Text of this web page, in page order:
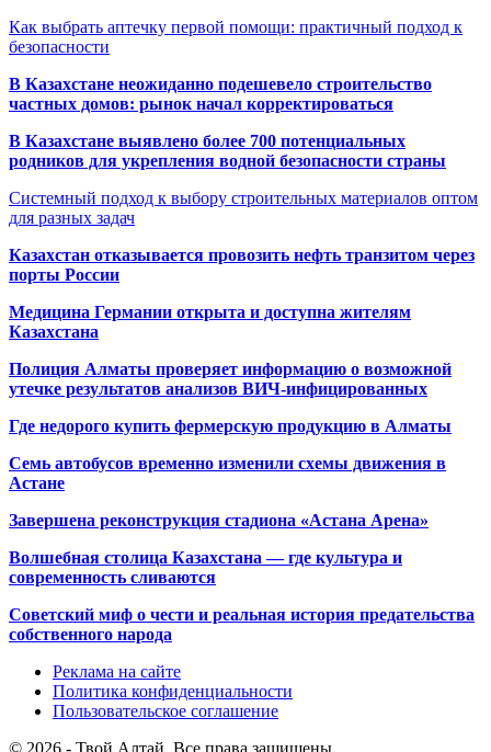
Как выбрать аптечку первой помощи: практичный подход к
безопасности
В Казахстане неожиданно подешевело строительство
частных домов: рынок начал корректироваться
В Казахстане выявлено более 700 потенциальных
родников для укрепления водной безопасности страны
Системный подход к выбору строительных материалов оптом
для разных задач
Казахстан отказывается провозить нефть транзитом через
порты России
Медицина Германии открыта и доступна жителям
Казахстана
Полиция Алматы проверяет информацию о возможной
утечке результатов анализов ВИЧ-инфицированных
Где недорого купить фермерскую продукцию в Алматы
Семь автобусов временно изменили схемы движения в
Астане
Завершена реконструкция стадиона «Астана Арена»
Волшебная столица Казахстана — где культура и
современность сливаются
Советский миф о чести и реальная история предательства
собственного народа
Реклама на сайте
Политика конфиденциальности
Пользовательское соглашение
© 2026 - Твой Алтай. Все права защищены.